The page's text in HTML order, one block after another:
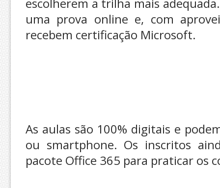
uma prova online e, com
recebem certificação Microsoft.
As aulas são 100% digitais e
ou smartphone. Os inscritos
pacote Office 365 para praticar os